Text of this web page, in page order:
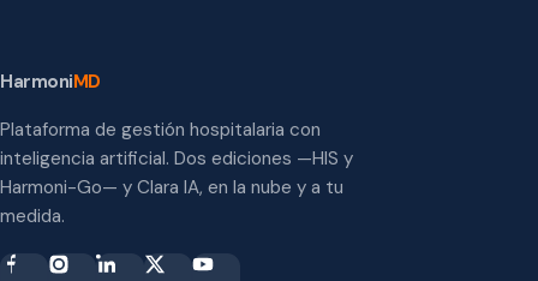
HarmoniMD
Plataforma de gestión hospitalaria con
inteligencia artificial. Dos ediciones —HIS y
Harmoni-Go— y Clara IA, en la nube y a tu
medida.